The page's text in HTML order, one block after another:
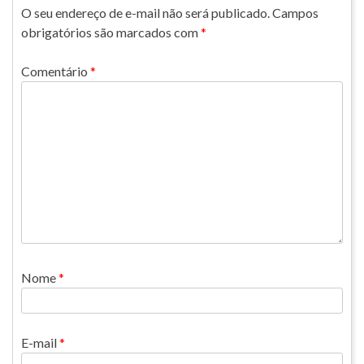
O seu endereço de e-mail não será publicado.Campos
obrigatórios são marcados com*
Comentário *
Nome*
E-mail*